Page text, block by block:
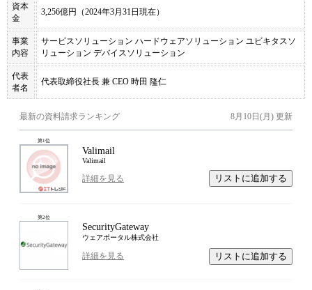
資本
金
3,256億円（2024年3月31日現在）
事業
内容
サービスソリューション ハードウェアソリューション ユビキタスソ
リューション デバイスソリューション
代表
者名
代表取締役社長 兼 CEO 時田 隆仁
最新の資料請求ランキング 8月10日(月) 更新
第1位
Valimail
Valimail
詳細を見る リストに追加する
第2位
SecurityGateway
ウェアポータル株式会社
詳細を見る リストに追加する